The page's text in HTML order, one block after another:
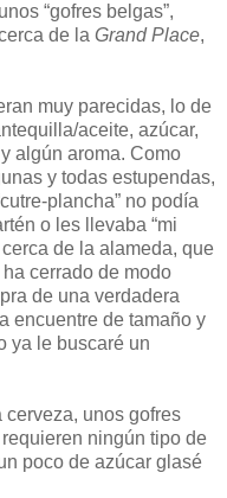
“gofres belgas”,
de la Grand Place,
muy parecidas, lo de
aceite, azúcar,
algún aroma. Como
y todas estupendas,
plancha” no podía
o les llevaba “mi
de la alameda, que
cerrado de modo
de una verdadera
encuentre de tamaño y
ya le buscaré un
cerveza, unos gofres
ningún tipo de
poco de azúcar glasé